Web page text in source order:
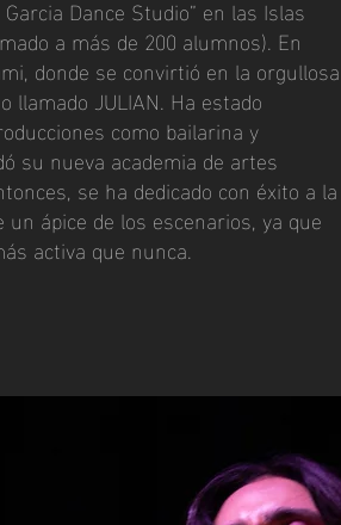
Dance Studio” en las Islas
a más de 200 alumnos). En
donde se convirtió en la orgullosa
JULIAN. Ha estado
como bailarina y
su nueva academia de artes
se ha dedicado con éxito a la
ápice de los escenarios, ya que
activa que nunca.